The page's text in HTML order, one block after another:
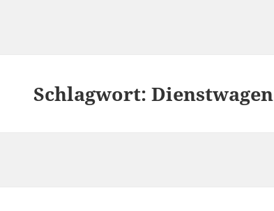
Schlagwort:Dienstwagen